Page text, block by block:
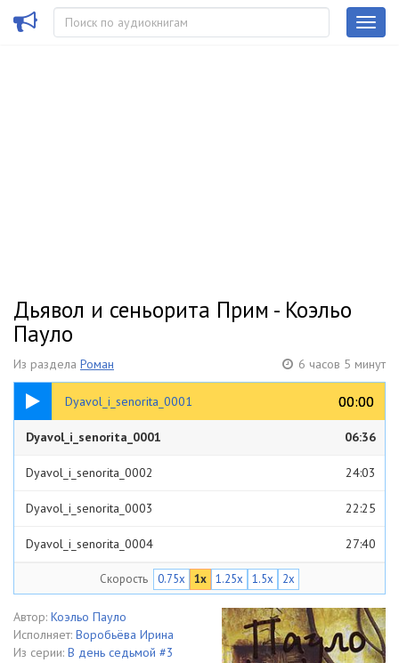
Дьявол и сеньорита Прим - Коэльо
Пауло
Из раздела Роман 6 часов 5 минут
Dyavol_i_senorita_0001 00:00
00:00
06:36
Dyavol_i_senorita_0001 06:36
Dyavol_i_senorita_0002 24:03
Dyavol_i_senorita_0003 22:25
Dyavol_i_senorita_0004 27:40
Dyavol_i_senorita_0005
Dyavol_i_senorita_0006 23:53
Dyavol_i_senorita_0007 26:25
Скорость 0.75x 1x 1.25x 1.5x 2x
Автор: Коэльо Пауло
Исполняет: Воробьёва Ирина
Из серии: В день седьмой #3